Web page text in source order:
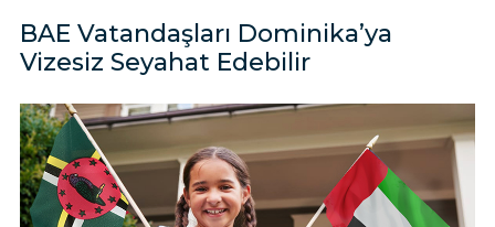
BAE Vatandaşları Dominika’ya
Vizesiz Seyahat Edebilir